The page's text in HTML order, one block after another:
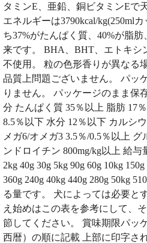
タミンE、亜鉛、銅ビタミンEで
エネルギーは3790kcal/kg(250ml
ち37%がたんぱく質、40%が脂
来です。 BHA、BHT、エトキシ
不使用。 粒の色形香りが異なる
品質上問題ございません。 パッ
りません。 パッケージのまま保
分 たんぱく質 35％以上 脂肪 17
8.5％以下 水分 12％以下 カルシ
メガ6/オメガ3 3.5％/0.5％以上 グ
ンドロイチン 800mg/kg以上 給
2kg 40g 30g 5kg 90g 60g 10kg
360g 240g 40kg 440g 280g 50kg
る量です。 犬によっては必要と
え始めはこの表を参考にして、
節してください。 賞味期限パッ
西暦）の順に記載 上部に印字さ